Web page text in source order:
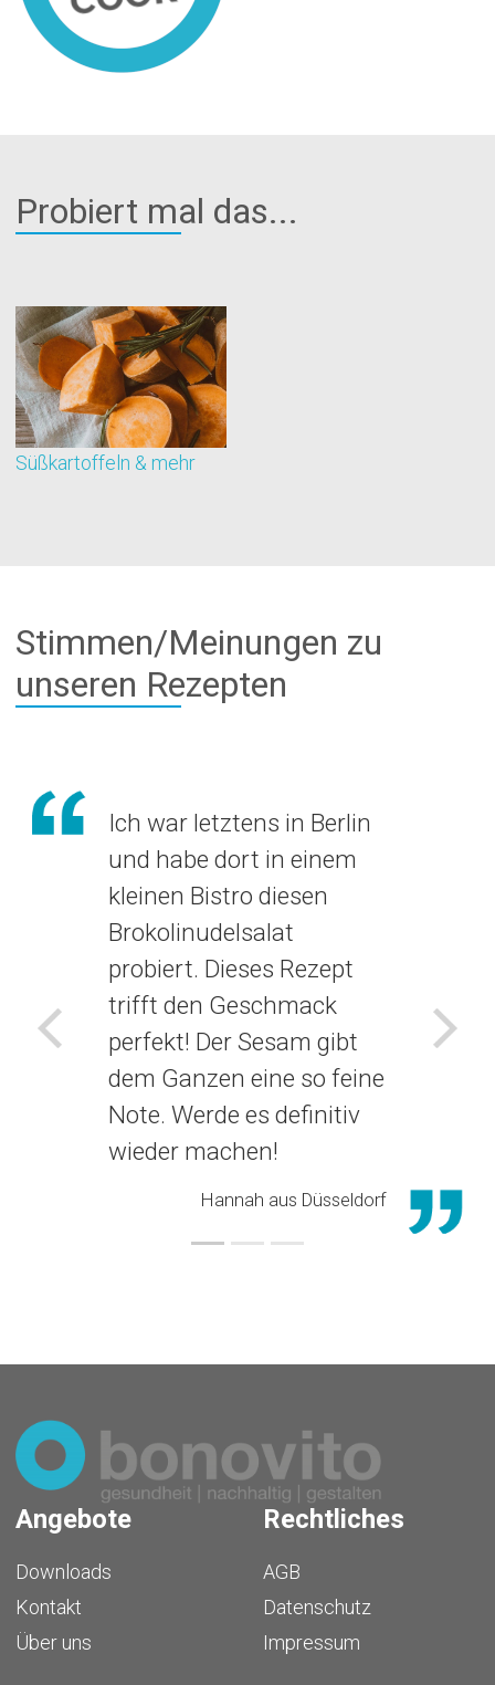
Probiert mal das...
Süßkartoffeln & mehr
Stimmen/Meinungen zu
unseren Rezepten
Ich war letztens in Berlin
und habe dort in einem
kleinen Bistro diesen
Brokolinudelsalat
probiert. Dieses Rezept
trifft den Geschmack
perfekt! Der Sesam gibt
dem Ganzen eine so feine
Note. Werde es definitiv
wieder machen!
Hannah aus Düsseldorf
Voriges
Angebote
Downloads
Kontakt
Über uns
Rechtliches
AGB
Datenschutz
Impressum